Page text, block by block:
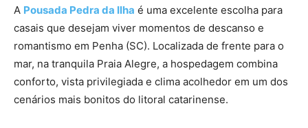
A Pousada Pedra da Ilha é uma excelente escolha para
casais que desejam viver momentos de descanso e
romantismo em Penha (SC). Localizada de frente para o
mar, na tranquila Praia Alegre, a hospedagem combina
conforto, vista privilegiada e clima acolhedor em um dos
cenários mais bonitos do litoral catarinense.